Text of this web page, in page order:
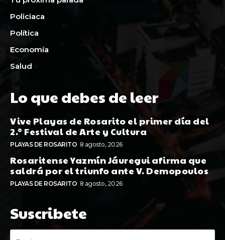
Policiaca
Política
Economía
Salud
Lo que debes de leer
Vive Playas de Rosarito el primer día del
2.º Festival de Arte y Cultura
PLAYAS DE ROSARITO 8 agosto, 2026
Rosaritense Yazmín Jáuregui afirma que
saldrá por el triunfo ante V. Demopoulos
PLAYAS DE ROSARITO 8 agosto, 2026
Suscribete